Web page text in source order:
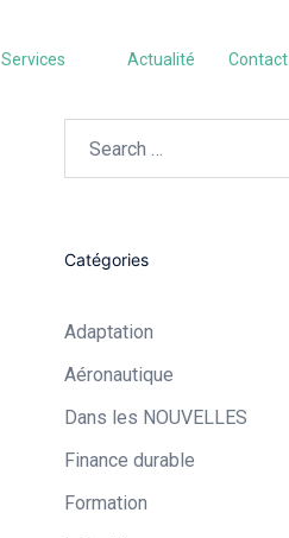
Services Actualité Contact
Catégories
Adaptation
Aéronautique​
Dans les NOUVELLES
Finance durable
Formation